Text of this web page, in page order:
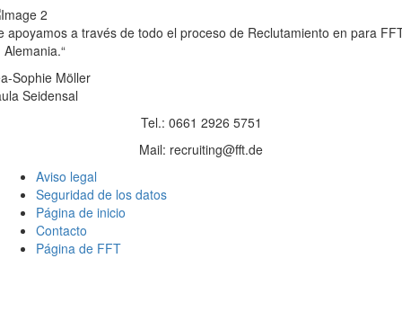
apoyamos a través de todo el proceso de Reclutamiento en para
Alemania.“
Sophie Möller
Seidensal
Tel.: 0661 2926 5751
Mail: recruiting@fft.de
Aviso legal
Seguridad de los datos
Página de inicio
Contacto
Página de FFT